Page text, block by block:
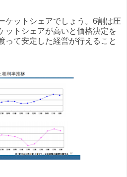
ケットシェアでしょう。6割は圧
ットシェアが高いと価格決定を
って安定した経営が行えること